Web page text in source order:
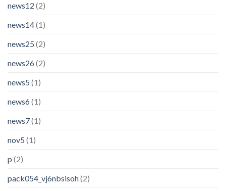
news12 (2)
news14(1)
news25 (2)
news26(2)
news5 (1)
news6(1)
news7(1)
nov5 (1)
p (2)
pack054_vj6nbsisoh(2)